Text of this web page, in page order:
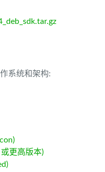
系统和架构:
更高版本)